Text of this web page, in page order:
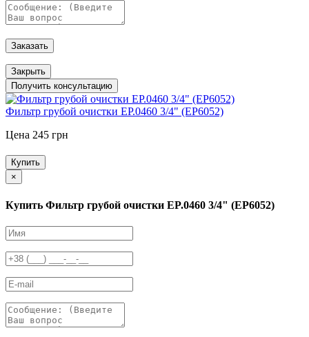
Заказать
Закрыть
Получить консультацию
Фильтр грубой очистки EP.0460 3/4" (EP6052)
Цена 245 грн
Купить
×
Купить Фильтр грубой очистки EP.0460 3/4" (EP6052)